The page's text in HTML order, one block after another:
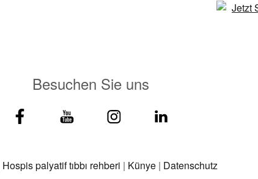
Besuchen Sie uns
Hospis palyatif tıbbı rehberi | Künye | Datenschutz